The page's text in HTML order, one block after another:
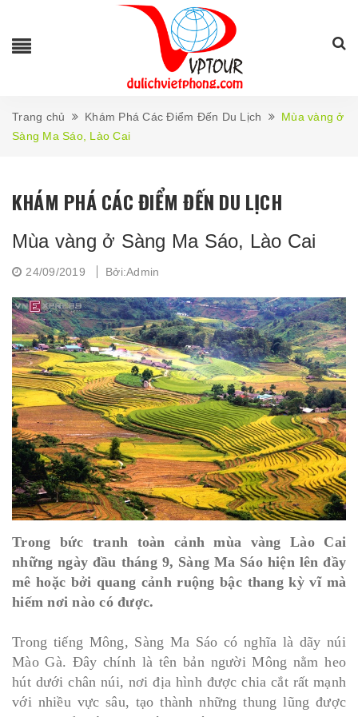
Trang chủ Khám Phá Các Điểm Đến Du Lịch
Mùa vàng ở
Sàng Ma Sáo, Lào Cai
KHÁM PHÁ CÁC ĐIỂM ĐẾN DU LỊCH
Mùa vàng ở Sàng Ma Sáo, Lào Cai
24/09/2019 Bởi:Admin
Trong bức tranh toàn cảnh mùa vàng Lào Cai
những ngày đầu tháng 9, Sàng Ma Sáo hiện lên đầy
mê hoặc bởi quang cảnh ruộng bậc thang kỳ vĩ mà
hiếm nơi nào có được.
Trong tiếng Mông, Sàng Ma Sáo có nghĩa là dãy núi
Mào Gà. Đây chính là tên bản người Mông nằm heo
hút dưới chân núi, nơi địa hình được chia cắt rất mạnh
với nhiều vực sâu, tạo thành những thung lũng được